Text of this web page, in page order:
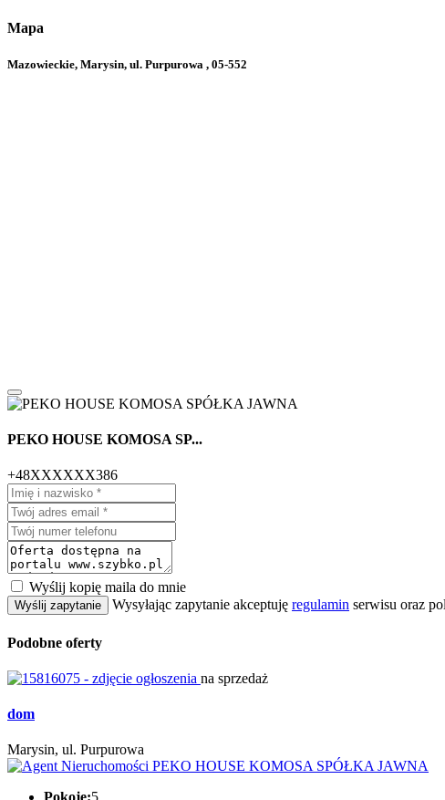
Mapa
Mazowieckie, Marysin, ul. Purpurowa , 05-552
PEKO HOUSE KOMOSA SP...
+48XXXXXX386
Wyślij kopię maila do mnie
Wyślij zapytanie Wysyłając zapytanie akceptuję regulamin serwisu oraz
Podobne oferty
na sprzedaż
dom
Marysin, ul. Purpurowa